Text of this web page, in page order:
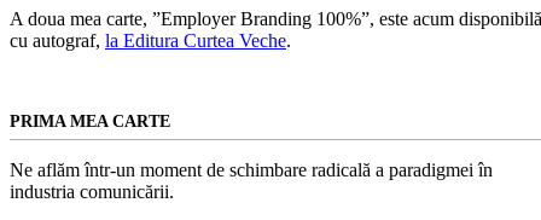
A doua mea carte, ”Employer Branding 100%”, este acum
cu autograf, la Editura Curtea Veche.
PRIMA MEA CARTE
Ne aflăm într-un moment de schimbare radicală a paradigmei în
industria comunicării.